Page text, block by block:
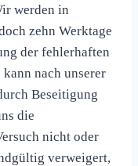
werden in
zehn Werktage
der fehlerhaften
nach unserer
Beseitigung
die
nicht oder
verweigert,